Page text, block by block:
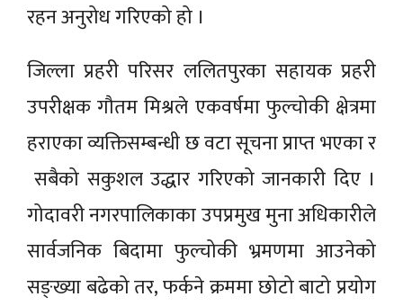
रहन अनुरोध गरिएको हो ।
जिल्ला प्रहरी परिसर ललितपुरका सहायक प्रहरी
उपरीक्षक गौतम मिश्रले एकवर्षमा फुल्चोकी क्षेत्रमा
हराएका व्यक्तिसम्बन्धी छ वटा सूचना प्राप्त भएका र
सबैको सकुशल उद्धार गरिएको जानकारी दिए ।
गोदावरी नगरपालिकाका उपप्रमुख मुना अधिकारीले
सार्वजनिक बिदामा फुल्चोकी भ्रमणमा आउनेको
सङ्ख्या बढेको तर, फर्कने क्रममा छोटो बाटो प्रयोग